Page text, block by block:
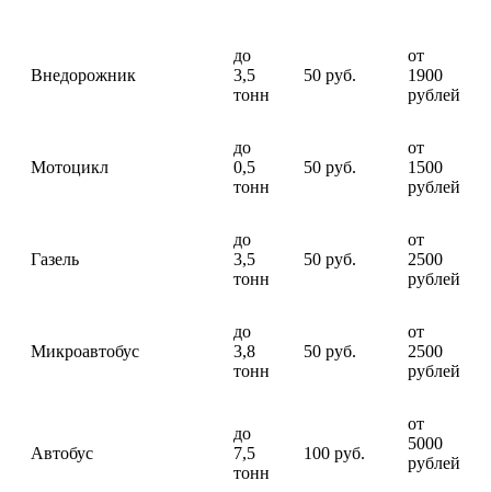
Внедорожник
до
3,5
тонн
50 руб.
от
1900
рублей
Мотоцикл
до
0,5
тонн
50 руб.
от
1500
рублей
Газель
до
3,5
тонн
50 руб.
от
2500
рублей
Микроавтобус
до
3,8
тонн
50 руб.
от
2500
рублей
Автобус
до
7,5
тонн
100 руб.
от
5000
рублей